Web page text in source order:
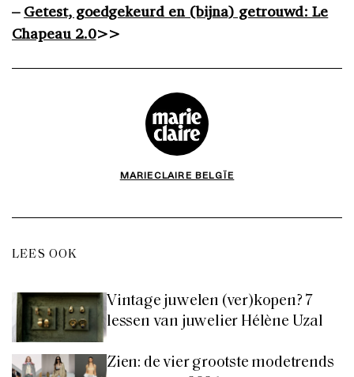
– Getest, goedgekeurd en (bijna) getrouwd: Le
Chapeau 2.0>>
MARIECLAIRE BELGÏE
LEES OOK
Vintage juwelen (ver)kopen? 7
lessen van juwelier Hélène Uzal
Zien: de vier grootste modetrends